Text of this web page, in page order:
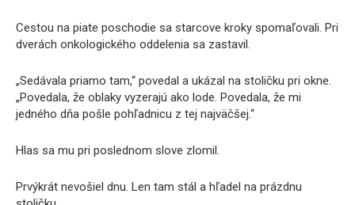
Cestou na piate poschodie sa starcove kroky spomaľovali. Pri
dverách onkologického oddelenia sa zastavil.
„Sedávala priamo tam,“ povedal a ukázal na stoličku pri okne.
„Povedala, že oblaky vyzerajú ako lode. Povedala, že mi
jedného dňa pošle pohľadnicu z tej najväčšej.“
Hlas sa mu pri poslednom slove zlomil.
Prvýkrát nevošiel dnu. Len tam stál a hľadel na prázdnu